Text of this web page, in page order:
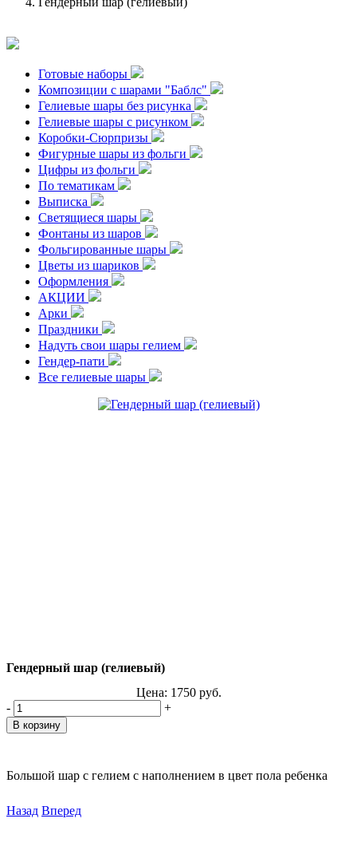
Готовые наборы
Композиции с шарами "Баблс"
Гелиевые шары без рисунка
Гелиевые шары с рисунком
Коробки-Сюрпризы
Фигурные шары из фольги
Цифры из фольги
По тематикам
Выписка
Светящиеся шары
Фонтаны из шаров
Фольгированные шары
Цветы из шариков
Оформления
АКЦИИ
Арки
Праздники
Надуть свои шары гелием
Гендер-пати
Все гелиевые шары
Гендерный шар (гелиевый)
Цена: 1750 руб.
-
+
Большой шар с гелием с наполнением в цвет пола ребенка
Назад Вперед